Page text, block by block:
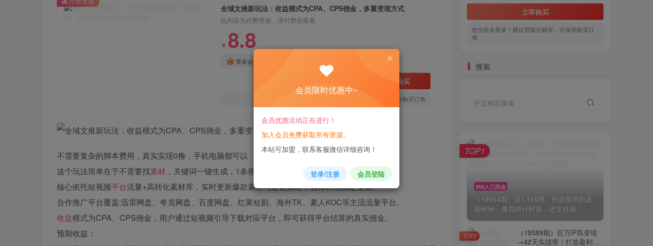
全域文推新玩法：收益模式为CPA、CPS佣金，多重变现方式
此内容为付费资源，请付费后查看
￥ 8.8
黄金会员
立即购买
您当前未登录！建议登陆后购买，可保存购买订单
不需要复杂的脚本费用，真实实现0撸，手机电脑都可以
这个玩法简单在于不需要找素材 ，关键词一键生成，1条视频2分钟一键发布，
核心依托短视频平台流量+高转化素材库，实时更新爆款素材与运营策略，确保长期稳定变现。
合作推广平台覆盖:迅雷网盘、夸克网盘、百度网盘、红果短剧、海外TK、素人KOC等主流流量平台。
收益模式为CPA、CPS佣金，用户通过短视频引导下载对应平台，即可获得平台结算的真实佣金。
预期收益：
立即购买
您当前未登录！建议登陆后购买，可保存购买订
单
搜索
开启精彩搜索
956人已阅读
（19564期）仅1.16MB，开源极简的桌
面时钟、番茄钟计时器，还支持系...
TOP1
（19589期）百万IP高变现
→42天实战营｜打造盈利赚
TOP2
会员限时优惠中~
会员优惠活动正在进行！
加入会员免费获取所有资源。
本站可加盟，联系客服微信详细咨询！
登录/注册 会员登陆